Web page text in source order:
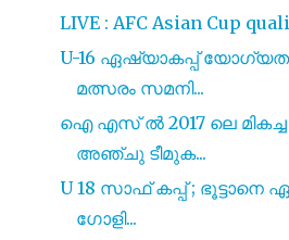
LIVE : AFC Asian Cup
U-16 ഏഷ്യാകപ്പ്
മത്സരം സമനി...
ഐ എസ് ൽ 2017 ലെ
അഞ്ചു ടീമുക...
U 18 സാഫ് കപ്പ് ; ഭൂട്ടാനെ
ഗോളി...